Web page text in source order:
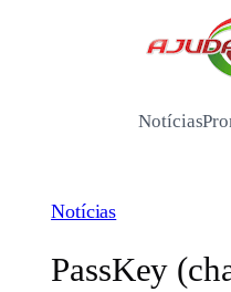
Notícias
Notícias
PassKey